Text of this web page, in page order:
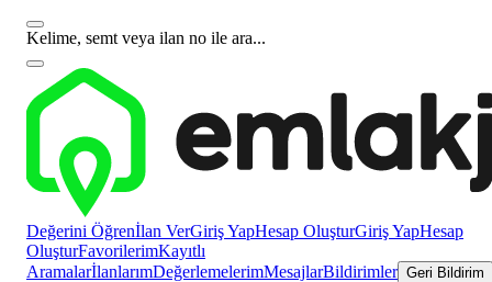
Kelime, semt veya ilan no ile ara...
Değerini Öğrenİlan VerGiriş YapHesap OluşturGiriş YapHesap
OluşturFavorilerimKayıtlı
AramalarİlanlarımDeğerlemelerimMesajlarBildirimler Geri Bildirim